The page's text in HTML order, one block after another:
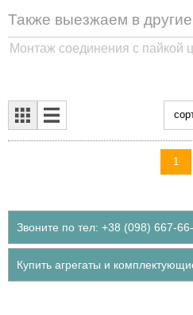
Также выезжаем в
Монтаж соединения с пайкой
1
Звоните по тел: +38 (098) 667-
Купить агрегаты и